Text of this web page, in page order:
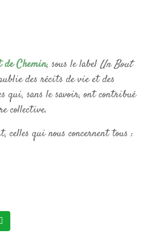
de Chemin, sous le label Un Bout
des récits de vie et des
qui, sans le savoir, ont contribué
collective.
celles qui nous concernent tous :